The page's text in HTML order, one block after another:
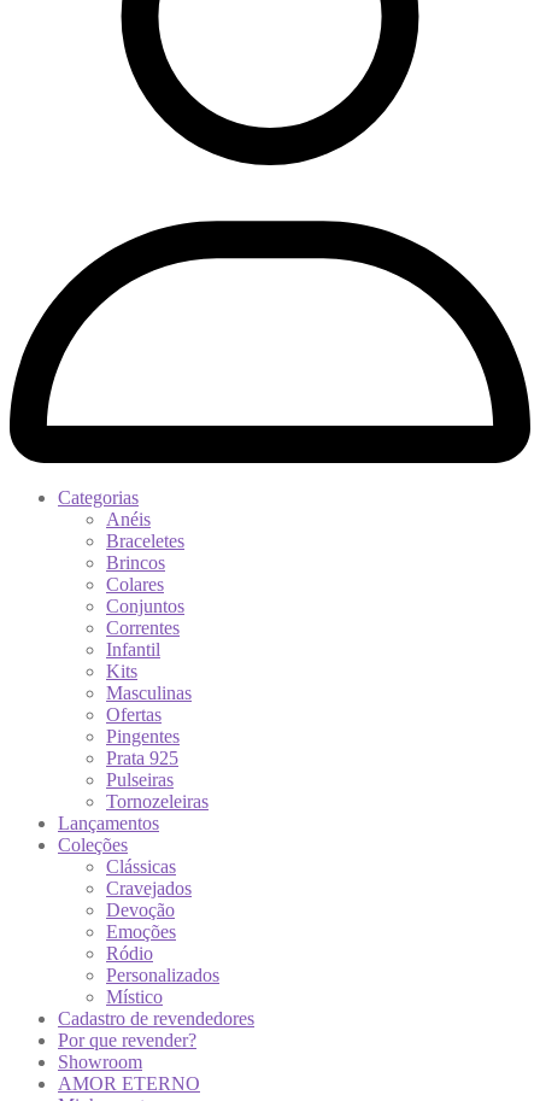
Categorias
Anéis
Braceletes
Brincos
Colares
Conjuntos
Correntes
Infantil
Kits
Masculinas
Ofertas
Pingentes
Prata 925
Pulseiras
Tornozeleiras
Lançamentos
Coleções
Clássicas
Cravejados
Devoção
Emoções
Ródio
Personalizados
Místico
Cadastro de revendedores
Por que revender?
Showroom
AMOR ETERNO